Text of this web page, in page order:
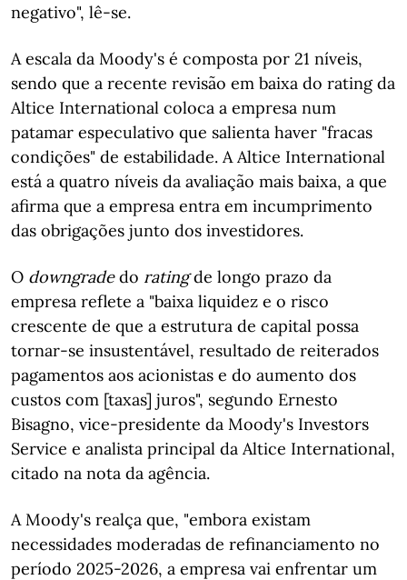
negativo", lê-se.
A escala da Moody's é composta por 21 níveis,
sendo que a recente revisão em baixa do rating da
Altice International coloca a empresa num
patamar especulativo que salienta haver "fracas
condições" de estabilidade. A Altice International
está a quatro níveis da avaliação mais baixa, a que
afirma que a empresa entra em incumprimento
das obrigações junto dos investidores.
O downgradedo ratingde longo prazo da
empresa reflete a "baixa liquidez e o risco
crescente de que a estrutura de capital possa
tornar-se insustentável, resultado de reiterados
pagamentos aos acionistas e do aumento dos
custos com [taxas] juros", segundo Ernesto
Bisagno, vice-presidente da Moody's Investors
Service e analista principal da Altice International,
citado na nota da agência.
A Moody's realça que, "embora existam
necessidades moderadas de refinanciamento no
período 2025-2026, a empresa vai enfrentar um